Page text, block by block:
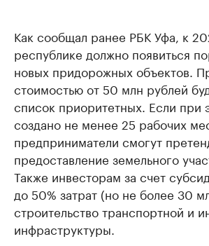
Как сообщал ранее РБК Уфа, к
республике должно появиться
новых придорожных объектов.
стоимостью от 50 млн рублей
список приоритетных. Если при
создано не менее 25 рабочих
предприниматели смогут
предоставление земельного
Также инвесторам за счет
до 50% затрат (но не более 30
строительство транспортной и
инфраструктуры.